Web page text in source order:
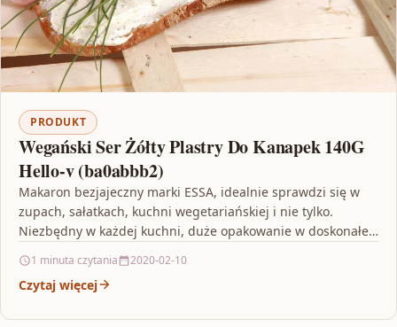
PRODUKT
Wegański Ser Żółty Plastry Do Kanapek 140G
Hello-v (ba0abbb2)
Makaron bezjajeczny marki ESSA, idealnie sprawdzi się w
zupach, sałatkach, kuchni wegetariańskiej i nie tylko.
Niezbędny w każdej kuchni, duże opakowanie w doskonałej
1 minuta czytania 2020-02-10
Czytaj więcej